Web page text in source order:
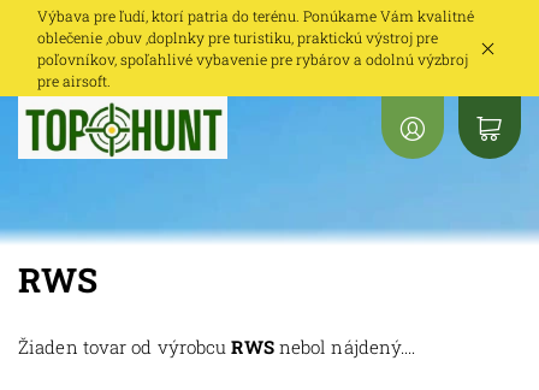
Výbava pre ľudí, ktorí patria do terénu. Ponúkame Vám kvalitné
oblečenie ,obuv ,doplnky pre turistiku, praktickú výstroj pre
poľovníkov, spoľahlivé vybavenie pre rybárov a odolnú výzbroj
pre airsoft.
RWS
Žiaden tovar od výrobcuRWSnebol nájdený....